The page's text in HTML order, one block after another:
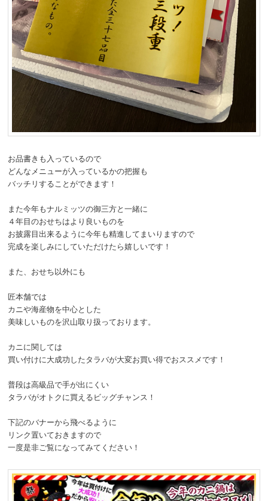
お品書きも入っているので
どんなメニューが入っているかの把握も
バッチリすることができます！
また今年もナルミッツの御三方と一緒に
４年目のおせちはより良いものを
お披露目出来るように今年も精進してまいりますので
完成を楽しみにしていただけたら嬉しいです！
また、おせち以外にも
匠本舗では
カニや海産物を中心とした
美味しいものを沢山取り扱っております。
カニに関しては
買い付けに大成功したタラバが大変お買い得でおススメです！
普段は高級品で手が出にくい
タラバがオトクに買えるビッグチャンス！
下記のバナーから飛べるように
リンク置いておきますので
一度是非ご覧になってみてください！